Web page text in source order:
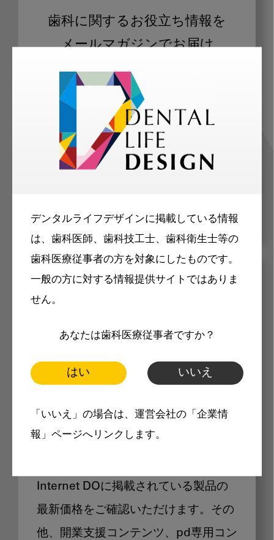
デンタルライフデザインに掲載している情報
は、歯科医師、歯科技工士、歯科衛生士等の
歯科医療従事者の方を対象にしたものです。
一般の方に対する情報提供サイトではありま
せん。
あなたは歯科医療従事者ですか？
はい いいえ
「いいえ」の場合は、運営会社の「企業情
報」ページへリンクします。
歯科に関するお役立ち情報を
メールマガジンでお届け
ご登録いただいた職種（歯科医師、歯
科衛生士、歯科技工士）に合わせた内
容のメールマガジンをお届けします。
メリット
製品価格も閲覧可能
Internet DOに掲載されている製品の
最新価格をご確認いただけます。その
他、開業支援コンテンツ、pd専用コン